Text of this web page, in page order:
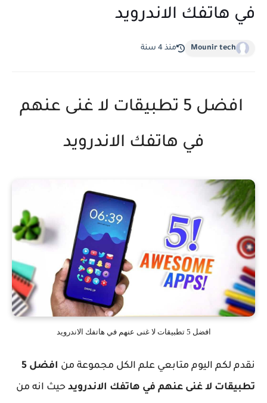
في هاتفك الاندرويد
Mounir tech منذ 4 سنة
افضل 5 تطبيقات لا غنى عنهم
في هاتفك الاندرويد
افضل 5 تطبيقات لا غنى عنهم في هاتفك الاندرويد
نقدم لكم اليوم متابعي علم الكل مجموعة من
افضل 5
تطبيقات لا غنى عنهم في هاتفك الاندرويد حيث انه من